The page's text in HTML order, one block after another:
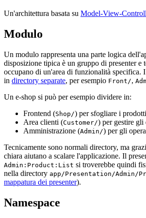
Un'architettura basata su Model-View-
Modulo
Un modulo rappresenta una parte logica
disposizione tipica è un gruppo di presenter e
occupano di un'area di funzionalità specifica.
in directory separate, per esempio Front/,
Un e-shop si può per esempio dividere in:
Frontend (Shop/) per sfogliare i
Area clienti (Customer/) per gestire gli
Amministrazione (Admin/) per gli
Tecnicamente sono normali directory, ma
chiara aiutano a scalare l'applicazione. Il
Admin:Product:List si troverebbe quindi
nella directory app/Presentation/Admin/
mappatura dei presenter).
Namespace